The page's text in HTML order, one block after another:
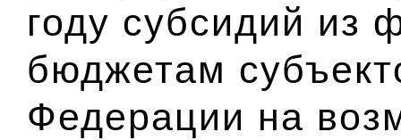
году субсидий из
бюджетам
Федерации на